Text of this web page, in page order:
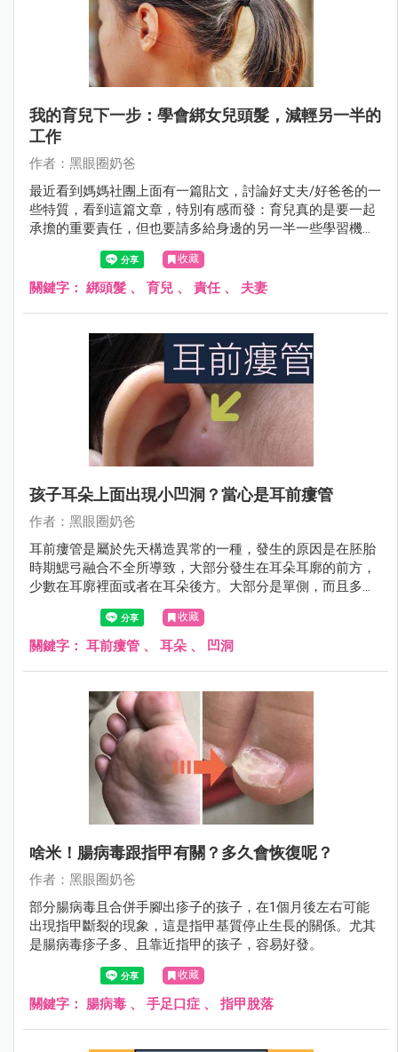
我的育兒下一步：學會綁女兒頭髮，減輕另一半的
工作
作者：黑眼圈奶爸
最近看到媽媽社團上面有一篇貼文，討論好丈夫/好爸爸的一
些特質，看到這篇文章，特別有感而發：育兒真的是要一起
承擔的重要責任，但也要請多給身邊的另一半一些學習機
會，雖然剛開始可能做得不夠好，但是多給機會另一半成
長，總是慢慢會看到成果的。
收藏
關鍵字： 綁頭髮 、 育兒 、 責任 、 夫妻
孩子耳朵上面出現小凹洞？當心是耳前瘻管
作者：黑眼圈奶爸
耳前瘻管是屬於先天構造異常的一種，發生的原因是在胚胎
時期鰓弓融合不全所導致，大部分發生在耳朵耳廓的前方，
少數在耳廓裡面或者在耳朵後方。大部分是單側，而且多發
收藏
關鍵字： 耳前瘻管 、 耳朵 、 凹洞
啥米！腸病毒跟指甲有關？多久會恢復呢？
作者：黑眼圈奶爸
部分腸病毒且合併手腳出疹子的孩子，在1個月後左右可能
出現指甲斷裂的現象，這是指甲基質停止生長的關係。尤其
是腸病毒疹子多、且靠近指甲的孩子，容易好發。
收藏
關鍵字： 腸病毒 、 手足口症 、 指甲脫落